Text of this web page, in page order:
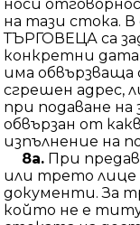
носи
на тази стока.
ТЪРГОВЕЦА са
конкретни дата
има обвързваща
сгрешен адрес,
при подаване
обвързан от
изпълнение на
8а. При
или трето
документи. За
който не е